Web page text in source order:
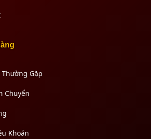
Gặp
Chuyển
Khoản